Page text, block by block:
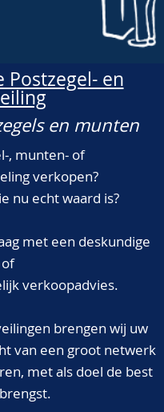
Postzegel- en
en munten
, munten- of
verkopen?
nu echt waard is?
met een deskundige
verkoopadvies.
brengen wij uw
van een groot netwerk
met als doel de best